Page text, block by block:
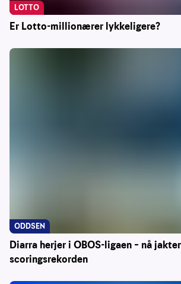
Er Lotto-millionærer lykkeligere?
LOTTO
Diarra herjer i OBOS-ligaen – nå
scoringsrekorden
ODDSEN